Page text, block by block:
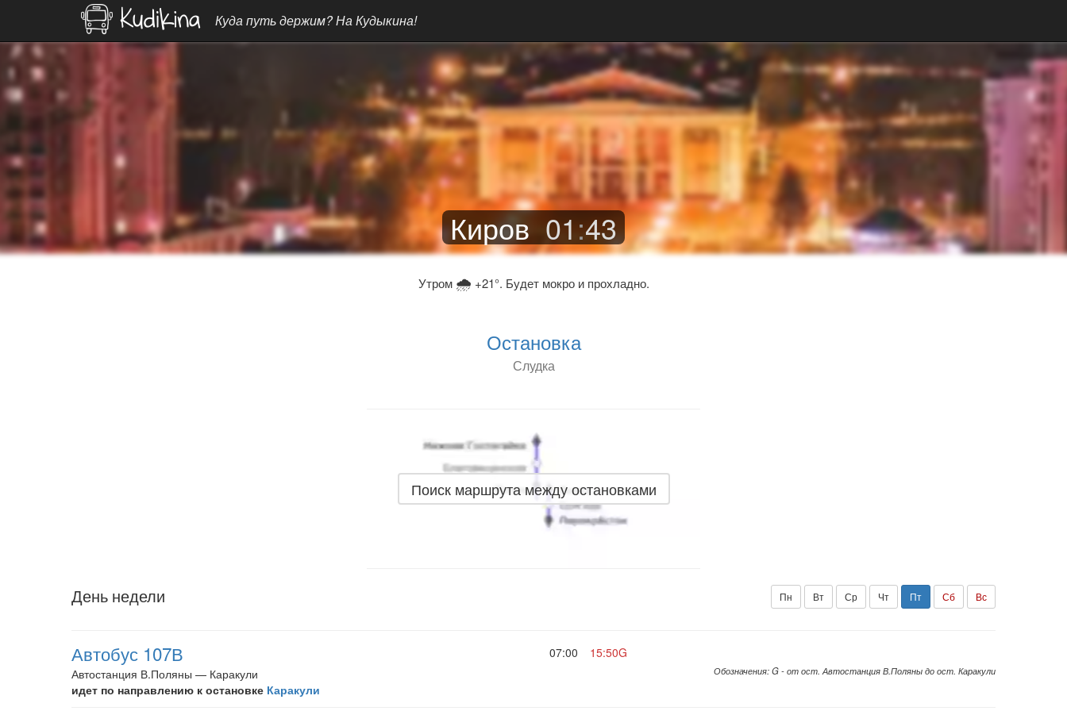
Куда путь держим? На Кудыкина!
Киров 01:43
Утром 🌧 +21°. Будет мокро и прохладно.
Остановка
Слудка
Поиск маршрута между остановками
День недели Пн Вт Ср Чт Пт Сб Вс
Автобус 107В
Автостанция В.Поляны — Каракули
идет по направлению к остановке Каракули
07:00 15:50G
Обозначения: G - от ост. Автостанция В.Поляны до ост. Каракули